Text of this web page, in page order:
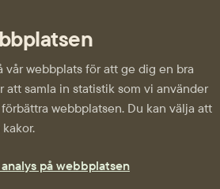
vår webbplats för att ge dig en bra
samla in statistik som vi använder
webbplatsen. Du kan välja att
på webbplatsen